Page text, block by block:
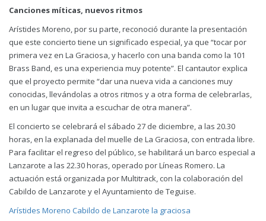
Canciones míticas, nuevos ritmos
Arístides Moreno, por su parte, reconoció durante la presentación
que este concierto tiene un significado especial, ya que “tocar por
primera vez en La Graciosa, y hacerlo con una banda como la 101
Brass Band, es una experiencia muy potente”. El cantautor explica
que el proyecto permite “dar una nueva vida a canciones muy
conocidas, llevándolas a otros ritmos y a otra forma de celebrarlas,
en un lugar que invita a escuchar de otra manera”.
El concierto se celebrará el sábado 27 de diciembre, a las 20.30
horas, en la explanada del muelle de La Graciosa, con entrada libre.
Para facilitar el regreso del público, se habilitará un barco especial a
Lanzarote a las 22.30 horas, operado por Líneas Romero. La
actuación está organizada por Multitrack, con la colaboración del
Cabildo de Lanzarote y el Ayuntamiento de Teguise.
Arístides Moreno Cabildo de Lanzarote la graciosa